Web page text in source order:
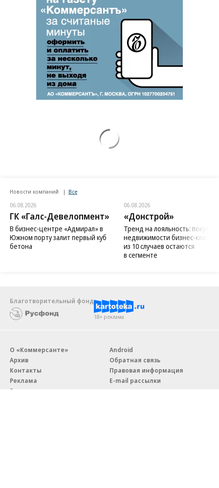
Новости компаний Все
06.08.2026
ГК «Галс-Девелопмент»
В бизнес-центре «Адмирал» в
Южном порту залит первый куб
бетона
06.08.2026
«Донстрой»
Тренд на лояльность:
недвижимости бизнес-класса
из 10 случаев остаются
в сегменте
Благотворительный фонд
18+ реклама
О «Коммерсанте»
Архив
Контакты
Реклама
Вакансии
Android
Обратная связь
Правовая информация
E-mail рассылки